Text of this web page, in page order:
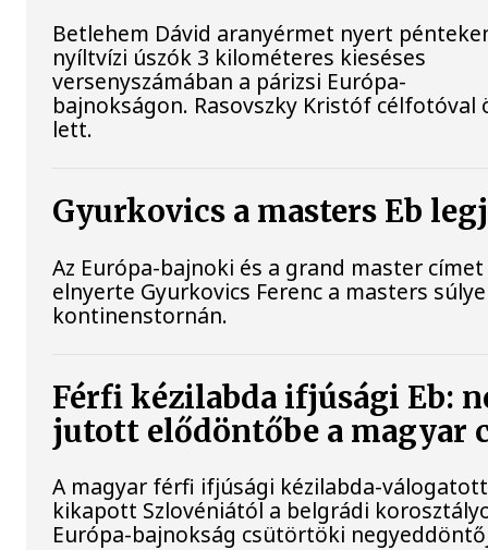
Betlehem Dávid aranyérmet nyert
nyíltvízi úszók 3 kilométeres kieséses
versenyszámában a párizsi Európa-
bajnokságon. Rasovszky Kristóf célfotóval
lett.
Gyurkovics a masters Eb
Az Európa-bajnoki és a grand master
elnyerte Gyurkovics Ferenc a masters
kontinenstornán.
Férfi kézilabda ifjúsági Eb:
jutott elődöntőbe a magyar
A magyar férfi ifjúsági kézilabda-
kikapott Szlovéniától a belgrádi
Európa-bajnokság csütörtöki